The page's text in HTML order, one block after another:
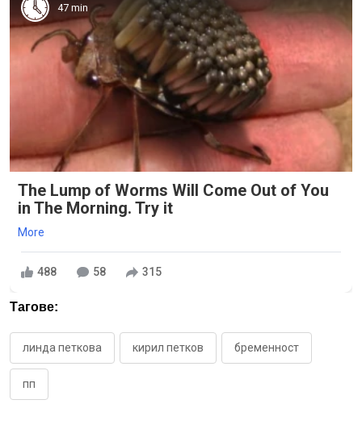
47 min
The Lump of Worms Will Come Out of You
in The Morning. Try it
More
488 58 315
Тагове:
линда петкова кирил петков бременност
пп